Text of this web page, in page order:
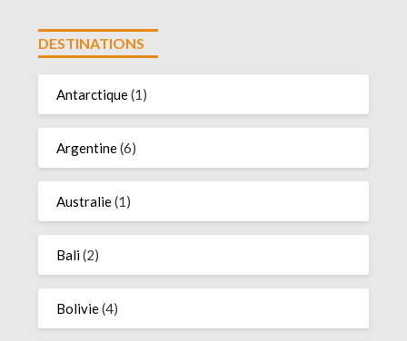
DESTINATIONS
Antarctique(1)
Argentine(6)
Australie(1)
Bali(2)
Bolivie(4)